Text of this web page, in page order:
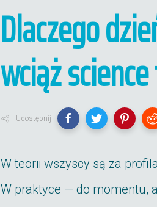
Dlaczego
wciąż
Udostępnij
W teorii wszyscy są za
W praktyce — do momentu,